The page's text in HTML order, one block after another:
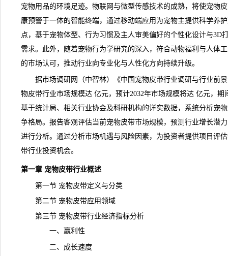
宠物用品的环境足迹。物联网与微型传感技术的成熟，将使宠物
康预警于一体的智能终端，通过移动端应用为宠物主提供科学养
点，基于宠物体型、行为习惯及主人审美偏好的个性化设计与3D
需求。此外，随着宠物行为学研究的深入，符合动物福利与人体
的市场认可，推动行业向专业化与人性化方向持续升级。
据市场调研网（中智林）《中国宠物皮带行业调研与行业前
物皮带行业市场规模达 亿元，预计2032年市场规模将达 亿元，
基于统计局、相关行业协会及科研机构的详实数据，系统分析宠
争格局。报告客观评估当前宠物皮带市场规模，预测行业增长潜
进行分析。通过分析市场机遇与风险因素，为投资者提供项目评
带行业投资机会。
第一章 宠物皮带行业概述
第一节 宠物皮带定义与分类
第二节 宠物皮带应用领域
第三节 宠物皮带行业经济指标分析
一、赢利性
二、成长速度